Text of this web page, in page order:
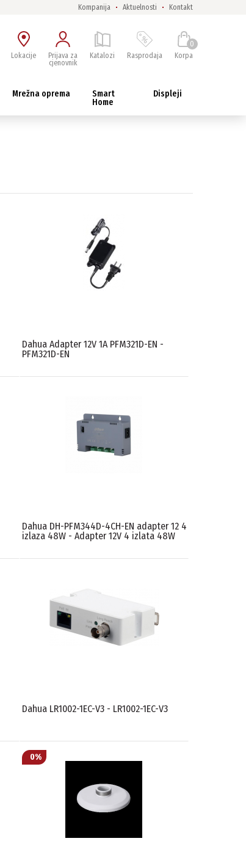
Kompanija Aktuelnosti Kontakt
Lokacije
Prijava za
cjenovnik
Katalozi Rasprodaja
0
Korpa
Mrežna oprema
Smart
Home
Displeji
Dahua Adapter 12V 1A PFM321D-EN -
PFM321D-EN
Dahua DH-PFM344D-4CH-EN adapter 12 4
izlaza 48W - Adapter 12V 4 izlata 48W
Dahua LR1002-1EC-V3 - LR1002-1EC-V3